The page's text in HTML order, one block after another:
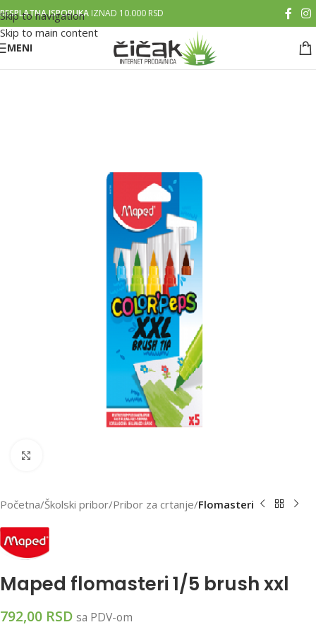
Skip to navigation
Skip to main content
BESPLATNA ISPORUKA IZNAD 10.000 RSD
MENI
Početna Školski pribor Pribor za crtanje Flomasteri
Maped flomasteri 1/5 brush xxl
792,00 RSD sa PDV-om